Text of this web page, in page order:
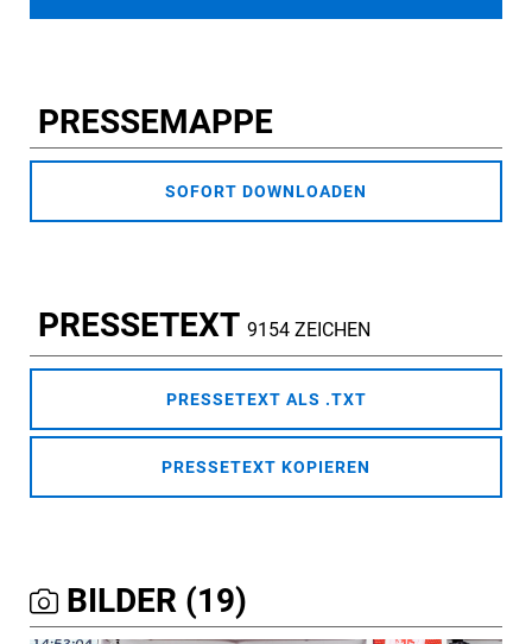
PRESSEMAPPE
SOFORT DOWNLOADEN
PRESSETEXT 9154 ZEICHEN
PRESSETEXT ALS .TXT
PRESSETEXT KOPIEREN
BILDER (19)